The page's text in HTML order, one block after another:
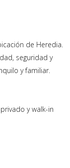
de Heredia.
seguridad y
y familiar.
y walk-in